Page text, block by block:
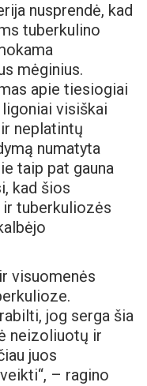
nusprendė, kad
tuberkulino
mėginius.
apie tiesiogiai
visiškai
neplatintų
numatyta
taip pat gauna
kad šios
tuberkuliozės
visuomenės
jog serga šia
neizoliuotų ir
juos
– ragino